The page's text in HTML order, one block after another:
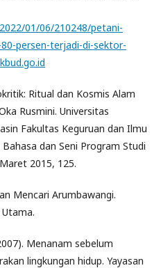
01/06/210248/petani-
persen-terjadi-di-sektor-
Ritual dan Kosmis Alam
Rusmini. Universitas
Fakultas Keguruan dan Ilmu
dan Seni Program Studi
2015, 125.
Mencari Arumbawangi.
Menanam sebelum
lingkungan hidup. Yayasan